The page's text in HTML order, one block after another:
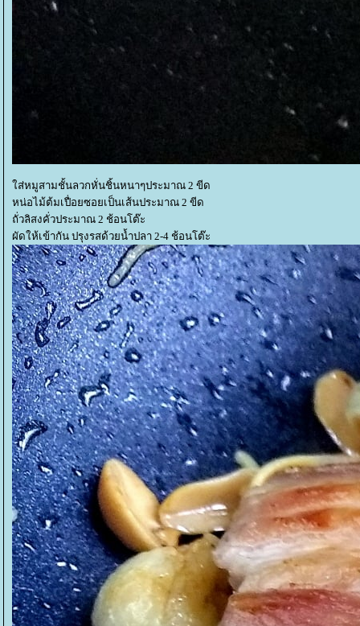
ส่หมูสามชั้นลวกหั่นชิ้นหนาๆประมาณ 2 ขีด
หน่อไม้ต้มเปื่อยซอยเป็นเส้นประมาณ 2 ขีด
ถั่วลิสงคั่วประมาณ 2 ช้อนโต๊ะ
ผัดให้เข้ากัน ปรุงรสด้วยน้ำปลา 2-4 ช้อนโต๊ะ